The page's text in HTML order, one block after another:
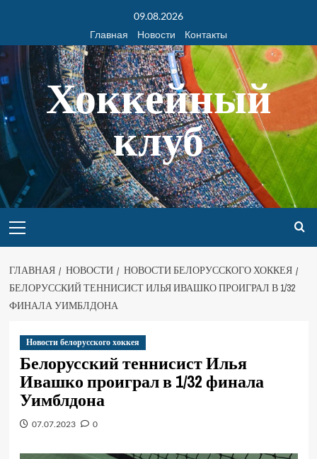
09.08.2026
Главная
Новости Контакты
Хоккейный
клуб
ГЛАВНАЯ НОВОСТИ
НОВОСТИ БЕЛОРУССКОГО ХОККЕЯ
БЕЛОРУССКИЙ ТЕННИСИСТ ИЛЬЯ ИВАШКО ПРОИГРАЛ В 1/32
ФИНАЛА УИМБЛДОНА
Новости белорусского хоккея
Белорусский теннисист Илья
Ивашко проиграл в 1/32 финала
Уимблдона
07.07.2023 0